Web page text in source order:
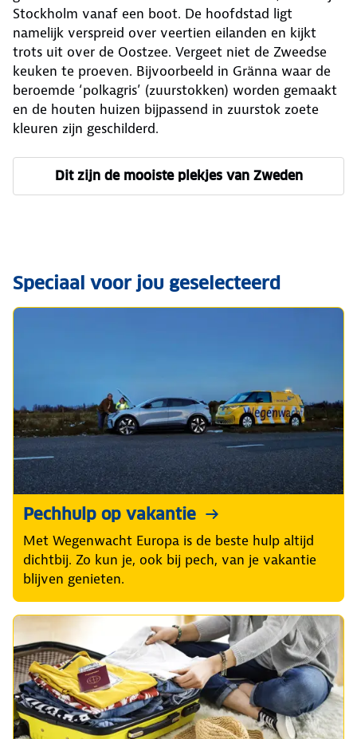
Stockholm vanaf een boot. De hoofdstad ligt
namelijk verspreid over veertien eilanden en kijkt
trots uit over de Oostzee. Vergeet niet de Zweedse
keuken te proeven. Bijvoorbeeld in Gränna waar de
beroemde ‘polkagris’ (zuurstokken) worden gemaakt
en de houten huizen bijpassend in zuurstok zoete
kleuren zijn geschilderd.
Dit zijn de mooiste plekjes van Zweden
Speciaal voor jou geselecteerd
Pechhulp op vakantie
Met Wegenwacht Europa is de beste hulp altijd
dichtbij. Zo kun je, ook bij pech, van je vakantie
blijven genieten.